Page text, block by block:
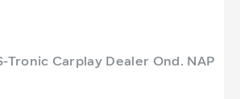
Tronic Carplay Dealer Ond. NAP